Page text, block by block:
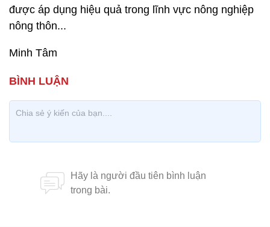
được áp dụng hiệu quả trong lĩnh vực nông nghiệp
nông thôn...
Minh Tâm